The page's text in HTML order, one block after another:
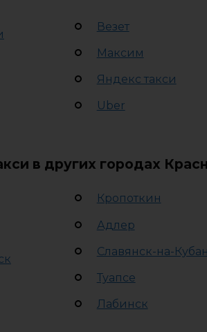
Везет
Максим
Яндекс такси
Uber
в других городах
Кропоткин
Адлер
Славянск-на-
Туапсе
Лабинск